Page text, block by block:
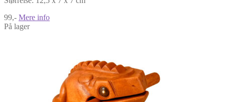
99,- Mere info
På lager